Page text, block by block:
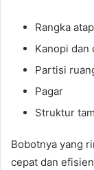
Rangka
Kanopi dan
Partisi
Pagar
Struktur
Bobotnya yang
cepat dan